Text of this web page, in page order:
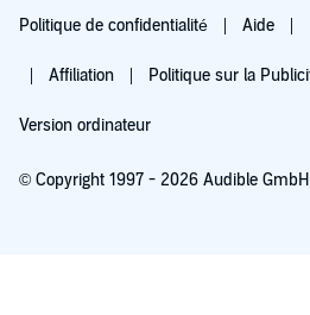
Politique de confidentialité Aide
Affiliation Politique sur la
Version ordinateur
© Copyright 1997 - 2026 Audible GmbH